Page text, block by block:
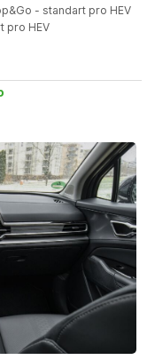
- standart pro HEV
pro HEV